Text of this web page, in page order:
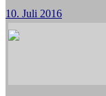
10. Juli 2016